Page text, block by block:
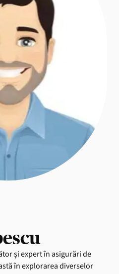
și expert în asigurări de
în explorarea diverselor